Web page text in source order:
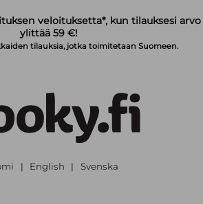
veloituksetta*, kun tilauksesi arvo
ylittää 59 €!
tilauksia, jotka toimitetaan Suomeen.
| English | Svenska